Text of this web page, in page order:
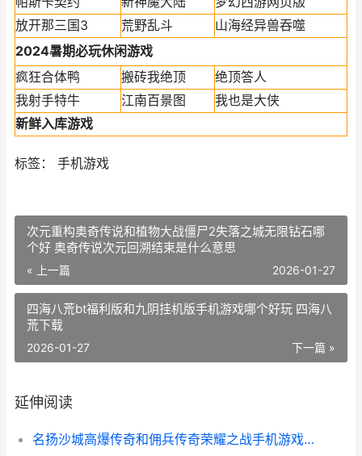
放开那三国3
荒野乱斗
山海经异兽吞噬
2024暑期必玩休闲游戏
疯狂合体鸭
搬砖我绝顶
绝顶答人
我射手特牛
江南百景图
我也是大侠
新鲜入库游戏
标签： 手机游戏
次元重构奥奇传说和植物大战僵尸2失落之城无限钻石哪
个好 奥奇传说次元回溯结束是什么意思
« 上一篇 2026-01-27
四海八荒bt福利版和九阴挂机版手机游戏哪个好玩 四海八
荒下载
下一篇 »
2026-01-27
延伸阅读
名扬沙城高爆传奇和佣兵传奇荣耀之战手机游戏哪个好 名扬沙城有多少版本